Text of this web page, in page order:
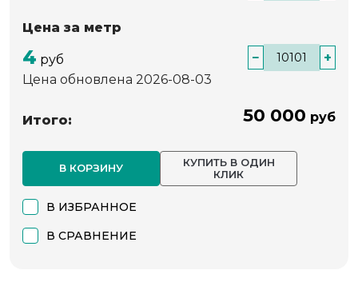
Цена за метр
4 руб −
+
Цена обновлена 2026-08-03
Итого: 50 000 руб
В КОРЗИНУ
КУПИТЬ В ОДИН
КЛИК
В ИЗБРАННОЕ
В СРАВНЕНИЕ